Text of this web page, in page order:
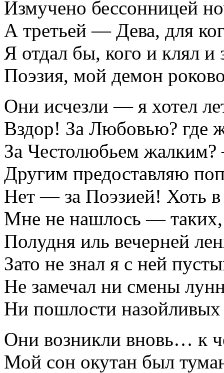
Измучено бессонницей
А третьей — Дева, для
Я отдал бы, кого и клял
Поэзия, мой демон
Они исчезли — я хотел
Вздор! За Любовью? где ж
За Честолюбьем жалким?
Другим предоставляю
Нет — за Поэзией! Хоть в
Мне не нашлось — таких,
Полудня иль вечерней
Зато не знал я с ней
Не замечал ни смены
Ни пошлости назойливых
Они возникли вновь… к
Мой сон окутан был